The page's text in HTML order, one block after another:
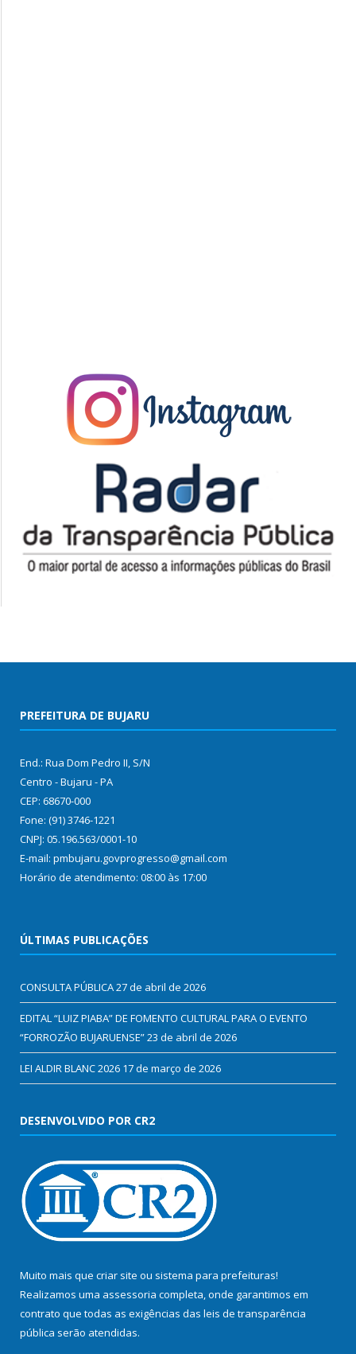
PREFEITURA DE BUJARU
End.: Rua Dom Pedro II, S/N
Centro - Bujaru - PA
CEP: 68670-000
Fone: (91) 3746-1221
CNPJ: 05.196.563/0001-10
E-mail: pmbujaru.govprogresso@gmail.com
Horário de atendimento: 08:00 às 17:00
ÚLTIMAS PUBLICAÇÕES
CONSULTA PÚBLICA27 de abril de 2026
EDITAL “LUIZ PIABA” DE FOMENTO CULTURAL PARA O EVENTO
“FORROZÃO BUJARUENSE”23 de abril de 2026
LEI ALDIR BLANC 2026 17 de março de 2026
DESENVOLVIDO POR CR2
Muito mais que criar site ou sistema para prefeituras!
Realizamos uma assessoria completa, onde garantimos em
contrato que todas as exigências das leis de transparência
pública serão atendidas.